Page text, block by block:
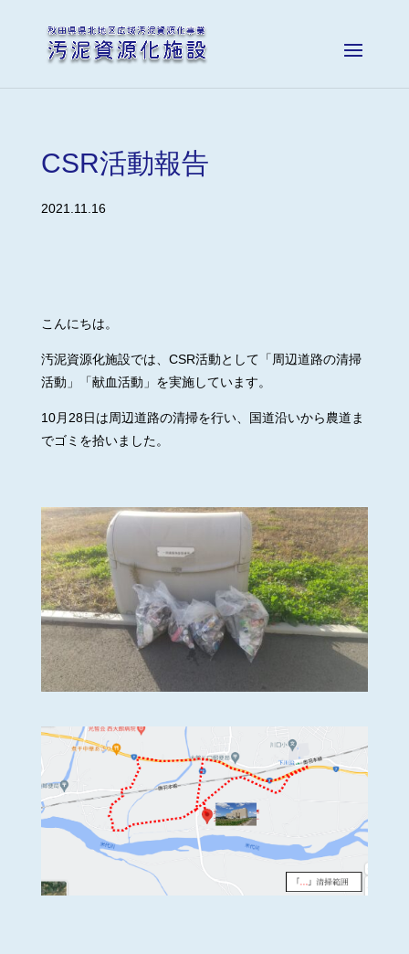
CSR活動報告
2021.11.16
こんにちは。
汚泥資源化施設では、CSR活動として「周辺道路の清掃
活動」「献血活動」を実施しています。
10月28日は周辺道路の清掃を行い、国道沿いから農道ま
でゴミを拾いました。